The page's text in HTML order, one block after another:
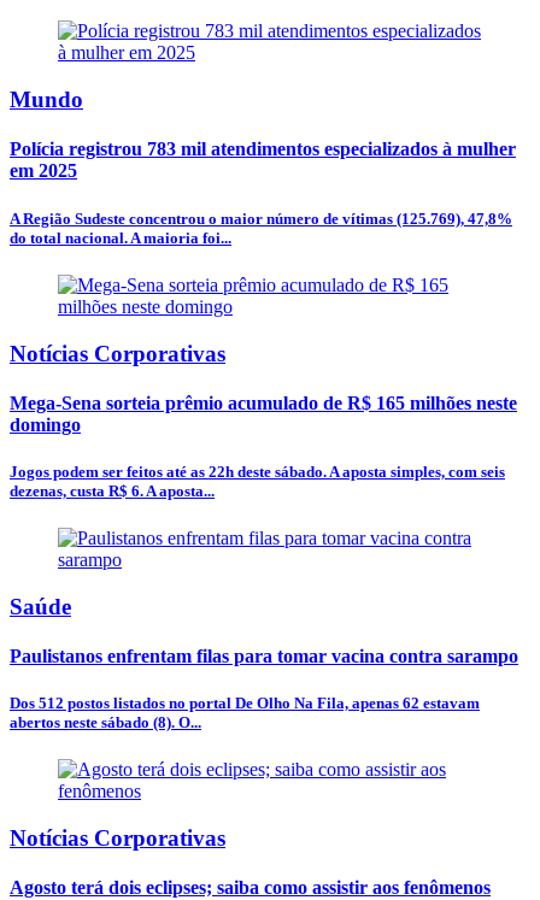
Mundo
Polícia registrou 783 mil atendimentos especializados à mulher
em 2025
A Região Sudeste concentrou o maior número de vítimas (125.769), 47,8%
do total nacional. A maioria foi...
Notícias Corporativas
Mega-Sena sorteia prêmio acumulado de R$ 165 milhões neste
domingo
Jogos podem ser feitos até as 22h deste sábado. A aposta simples, com seis
dezenas, custa R$ 6. A aposta...
Saúde
Paulistanos enfrentam filas para tomar vacina contra sarampo
Dos 512 postos listados no portal De Olho Na Fila, apenas 62 estavam
abertos neste sábado (8). O...
Notícias Corporativas
Agosto terá dois eclipses; saiba como assistir aos fenômenos